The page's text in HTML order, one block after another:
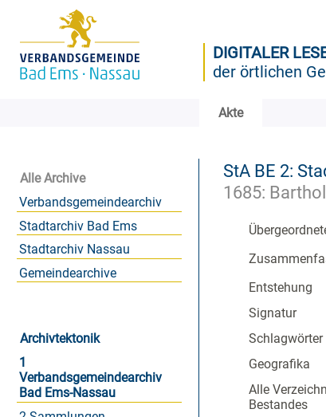
DIGITALER
der örtlichen
Akte
Alle Archive
Verbandsgemeindearchiv
Stadtarchiv Bad Ems
Stadtarchiv Nassau
Gemeindearchive
Archivtektonik
1
Verbandsgemeindearchiv
Bad Ems-Nassau
StA BE 2:
1685:
Entstehung
Signatur
Schlagwörter
Geografika
Alle
Bestandes